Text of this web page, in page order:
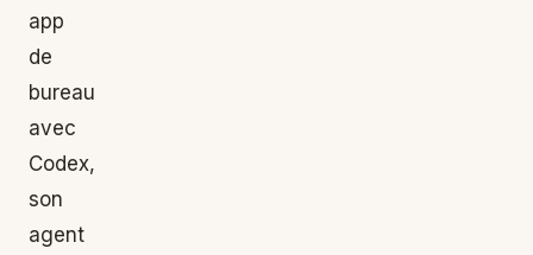
app
de
bureau
avec
Codex,
son
agent